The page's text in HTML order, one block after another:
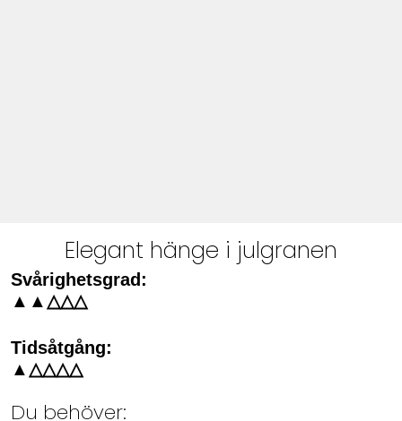
Elegant hänge i julgranen
Svårighetsgrad:
▲▲△△△
Tidsåtgång:
▲△△△△
Du behöver: